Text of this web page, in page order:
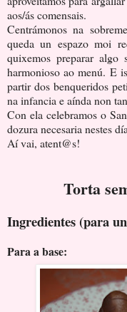
aos/ás comensais.
Centrámonos na
queda un espazo moi
quixemos preparar algo
harmonioso ao menú. E
partir dos benqueridos
na infancia e aínda non
Con ela celebramos o
dozura necesaria nestes
Aí vai, atent@s!
Torta
Ingredientes (para
Para a base: